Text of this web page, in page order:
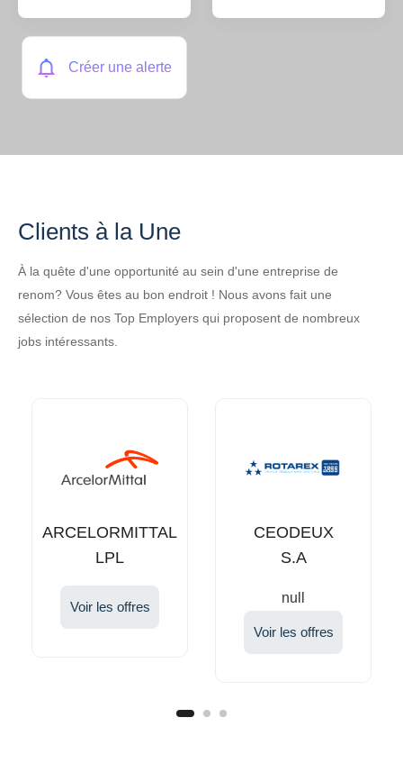
Créer une alerte
Clients à la Une
À la quête d'une opportunité au sein d'une entreprise de
renom? Vous êtes au bon endroit ! Nous avons fait une
sélection de nos Top Employers qui proposent de nombreux
jobs intéressants.
CEODEUX
HANFF
GLOBAL
SOLUTIONS
S.A.R.L
Voir les offres